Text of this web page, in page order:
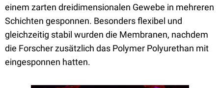
einem zarten dreidimensionalen Gewebe in mehreren
Schichten gesponnen. Besonders flexibel und
gleichzeitig stabil wurden die Membranen, nachdem
die Forscher zusätzlich das Polymer Polyurethan mit
eingesponnen hatten.